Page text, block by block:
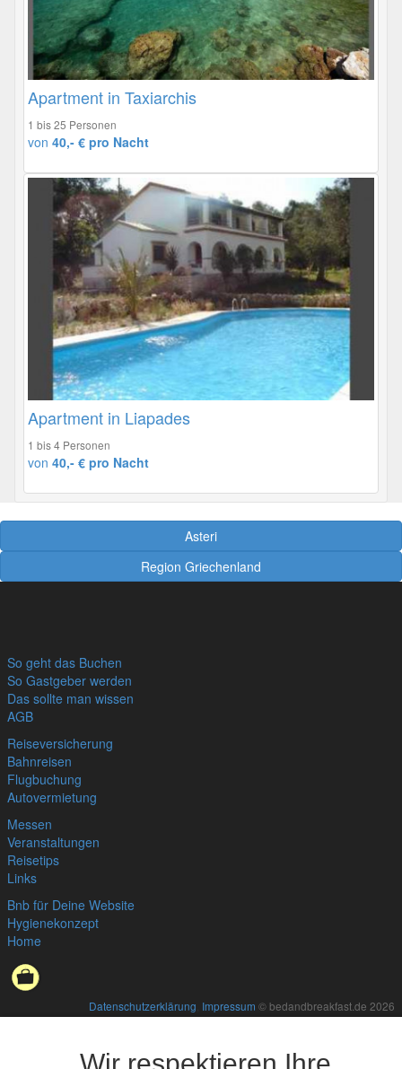
Apartment in Taxiarchis
1 bis 25 Personen
von 40,- € pro Nacht
Apartment in Liapades
1 bis 4 Personen
von 40,- € pro Nacht
Asteri
Region Griechenland
So geht das Buchen
So Gastgeber werden
Das sollte man wissen
AGB
Reiseversicherung
Bahnreisen
Flugbuchung
Autovermietung
Messen
Veranstaltungen
Reisetips
Links
Bnb für Deine Website
Hygienekonzept
Home
Datenschutzerklärung Impressum © bedandbreakfast.de 2026